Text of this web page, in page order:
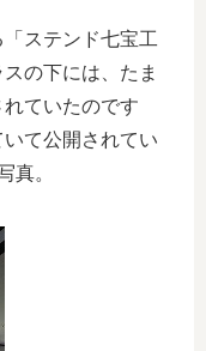
ステンド七宝工
の下には、たま
ていたのです
て公開されてい
真。